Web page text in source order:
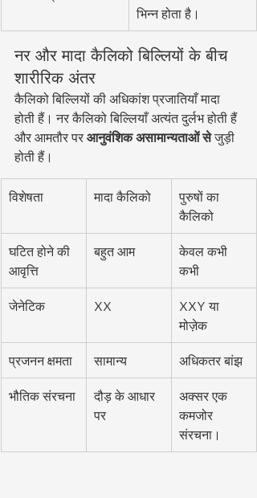
भिन्न होता है।
नर और मादा कैलिको बिल्लियों के बीच
शारीरिक अंतर
कैलिको बिल्लियों की अधिकांश प्रजातियाँ मादा
होती हैं। नर कैलिको बिल्लियाँ अत्यंत दुर्लभ होती हैं
और आमतौर पर आनुवंशिक असामान्यताओं से जुड़ी
होती हैं।
विशेषता मादा कैलिको
पुरुषों का
कैलिको
घटित होने की
आवृत्ति
बहुत आम
केवल कभी
कभी
जेनेटिक XX
XXY या
मोज़ेक
प्रजनन क्षमता सामान्य अधिकतर बांझ
भौतिक संरचना
दौड़ के आधार
पर
अक्सर एक
कमजोर
संरचना।